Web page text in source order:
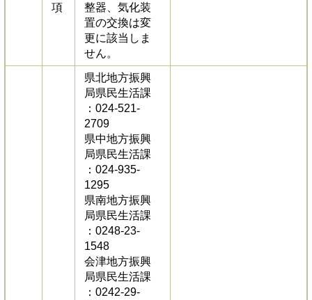
項
整器、気化装
置の交換は変
更に該当しま
せん。
県北地方振興
局県民生活課
：024-521-
2709
県中地方振興
局県民生活課
：024-935-
1295
県南地方振興
局県民生活課
：0248-23-
1548
会津地方振興
局県民生活課
：0242-29-